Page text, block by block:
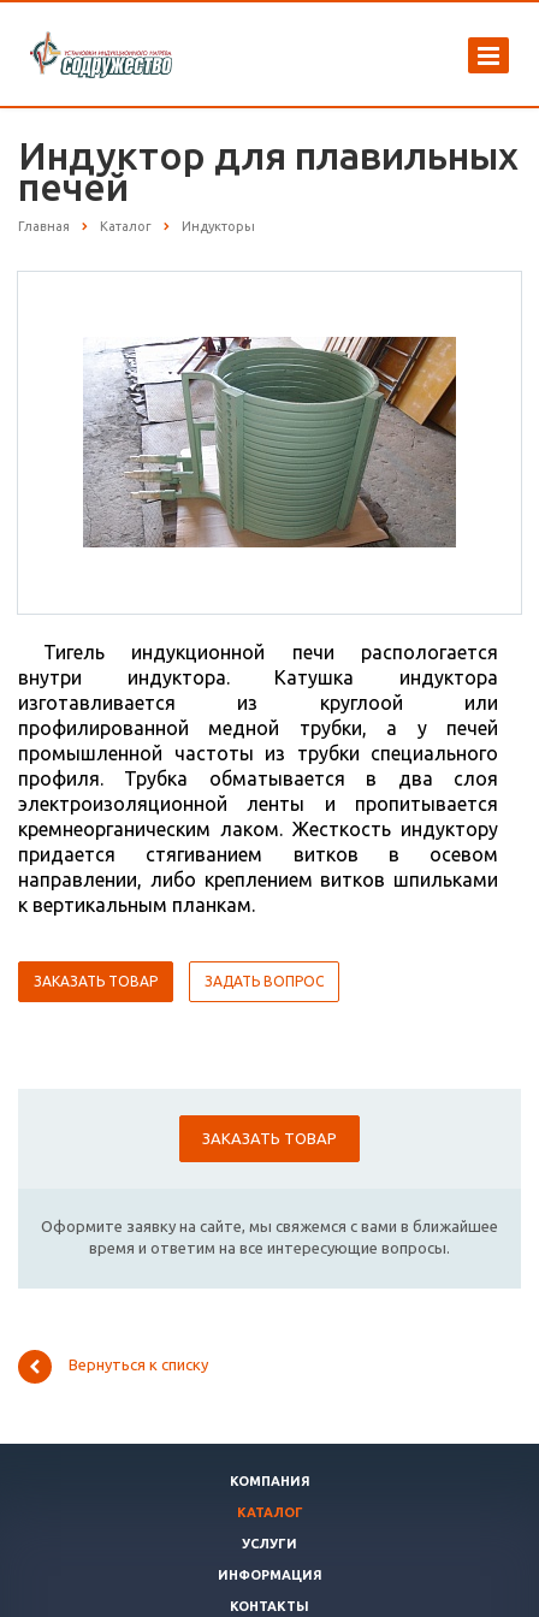
Индуктор для плавильных
печей
Главная Каталог Индукторы
Тигель индукционной печи распологается
внутри индуктора. Катушка индуктора
изготавливается из круглоой или
профилированной медной трубки, а у печей
промышленной частоты из трубки специального
профиля. Трубка обматывается в два слоя
электроизоляционной ленты и пропитывается
кремнеорганическим лаком. Жесткость индуктору
придается стягиванием витков в осевом
направлении, либо креплением витков шпильками
к вертикальным планкам.
ЗАКАЗАТЬ ТОВАР ЗАДАТЬ ВОПРОС
ЗАКАЗАТЬ ТОВАР
Оформите заявку на сайте, мы свяжемся с вами в ближайшее
время и ответим на все интересующие вопросы.
Вернуться к списку
КОМПАНИЯ
КАТАЛОГ
УСЛУГИ
ИНФОРМАЦИЯ
КОНТАКТЫ